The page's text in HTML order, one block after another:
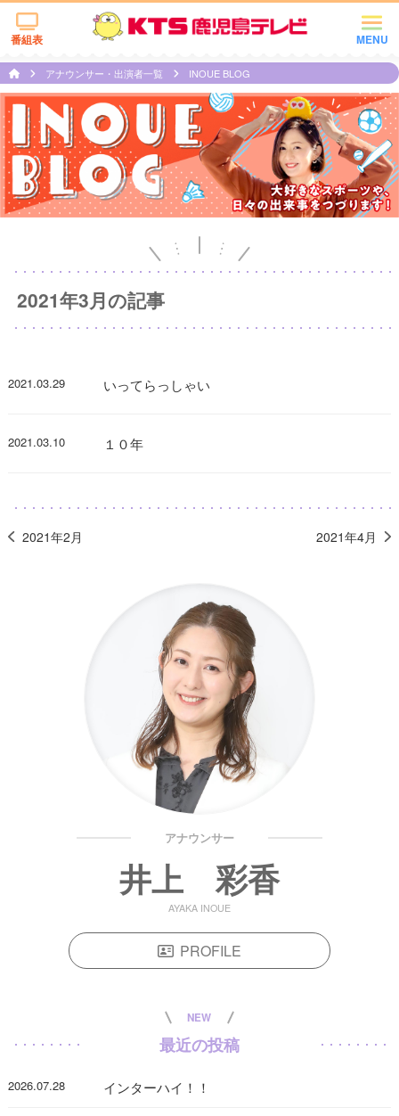
MENU
番組表
アナウンサー・出演者一覧 INOUE BLOG
2021年3月の記事
2021.03.29 いってらっしゃい
2021.03.10 １０年
2021年2月 2021年4月
アナウンサー
井上 彩香
AYAKA INOUE
PROFILE
NEW
最近の投稿
2026.07.28 インターハイ！！